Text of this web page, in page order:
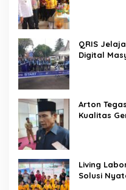
QRIS
Digital
Arton
Kualitas
Living
Solusi